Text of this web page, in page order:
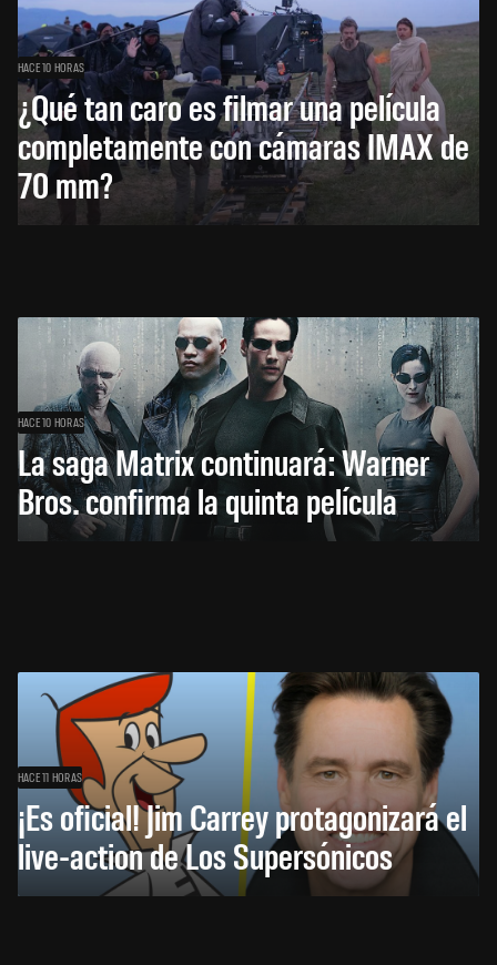
HACE 10 HORAS
¿Qué tan caro es filmar una película
completamente con cámaras IMAX de
70 mm?
HACE 10 HORAS
La saga Matrix continuará: Warner
Bros. confirma la quinta película
HACE 11 HORAS
¡Es oficial! Jim Carrey protagonizará el
live-action de Los Supersónicos